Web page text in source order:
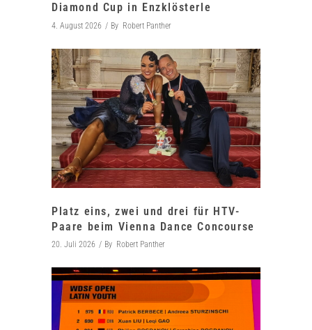
Diamond Cup in Enzklösterle
4. August 2026 By Robert Panther
Platz eins, zwei und drei für HTV-
Paare beim Vienna Dance Concourse
20. Juli 2026 By Robert Panther